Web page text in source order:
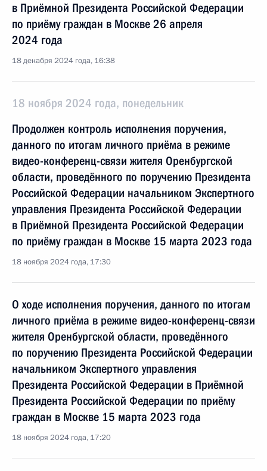
в Приёмной Президента Российской Федерации
по приёму граждан в Москве 26 апреля
2024 года
18 декабря 2024 года, 16:38
18 ноября 2024 года, понедельник
Продолжен контроль исполнения поручения,
данного по итогам личного приёма в режиме
видео-конференц-связи жителя Оренбургской
области, проведённого по поручению Президента
Российской Федерации начальником Экспертного
управления Президента Российской Федерации
в Приёмной Президента Российской Федерации
по приёму граждан в Москве 15 марта 2023 года
18 ноября 2024 года, 17:30
О ходе исполнения поручения, данного по итогам
личного приёма в режиме видео-конференц-связи
жителя Оренбургской области, проведённого
по поручению Президента Российской Федерации
начальником Экспертного управления
Президента Российской Федерации в Приёмной
Президента Российской Федерации по приёму
граждан в Москве 15 марта 2023 года
18 ноября 2024 года, 17:20